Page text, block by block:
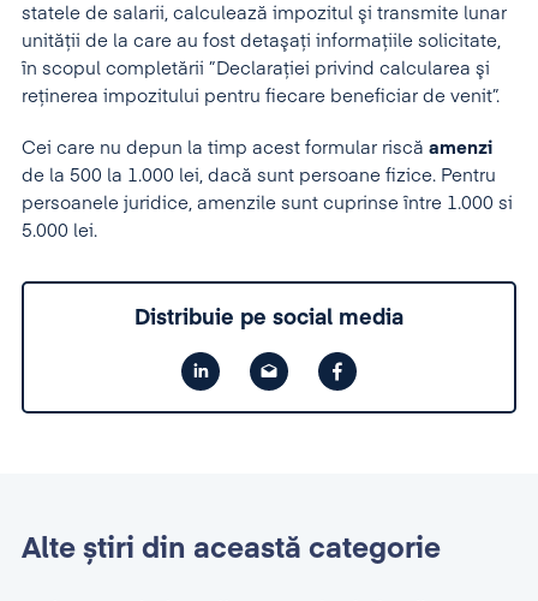
statele de salarii, calculează impozitul şi transmite lunar
unităţii de la care au fost detaşaţi informaţiile solicitate,
în scopul completării ”Declaraţiei privind calcularea şi
reţinerea impozitului pentru fiecare beneficiar de venit”.
Cei care nu depun la timp acest formular riscă amenzi
de la 500 la 1.000 lei, dacă sunt persoane fizice. Pentru
persoanele juridice, amenzile sunt cuprinse între 1.000 si
5.000 lei.
Distribuie pe social media
Alte știri din această categorie